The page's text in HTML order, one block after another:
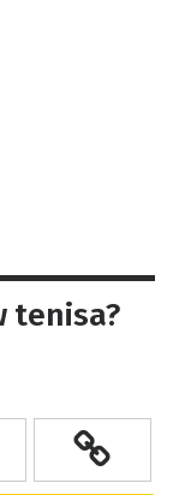
tenisa?